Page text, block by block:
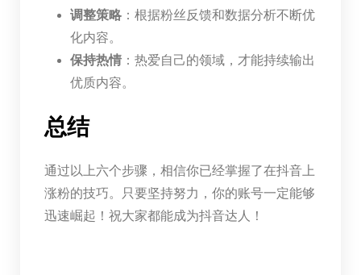
调整策略：根据粉丝反馈和数据分析不断优
化内容。
保持热情：热爱自己的领域，才能持续输出
优质内容。
总结
通过以上六个步骤，相信你已经掌握了在抖音上
涨粉的技巧。只要坚持努力，你的账号一定能够
迅速崛起！祝大家都能成为抖音达人！